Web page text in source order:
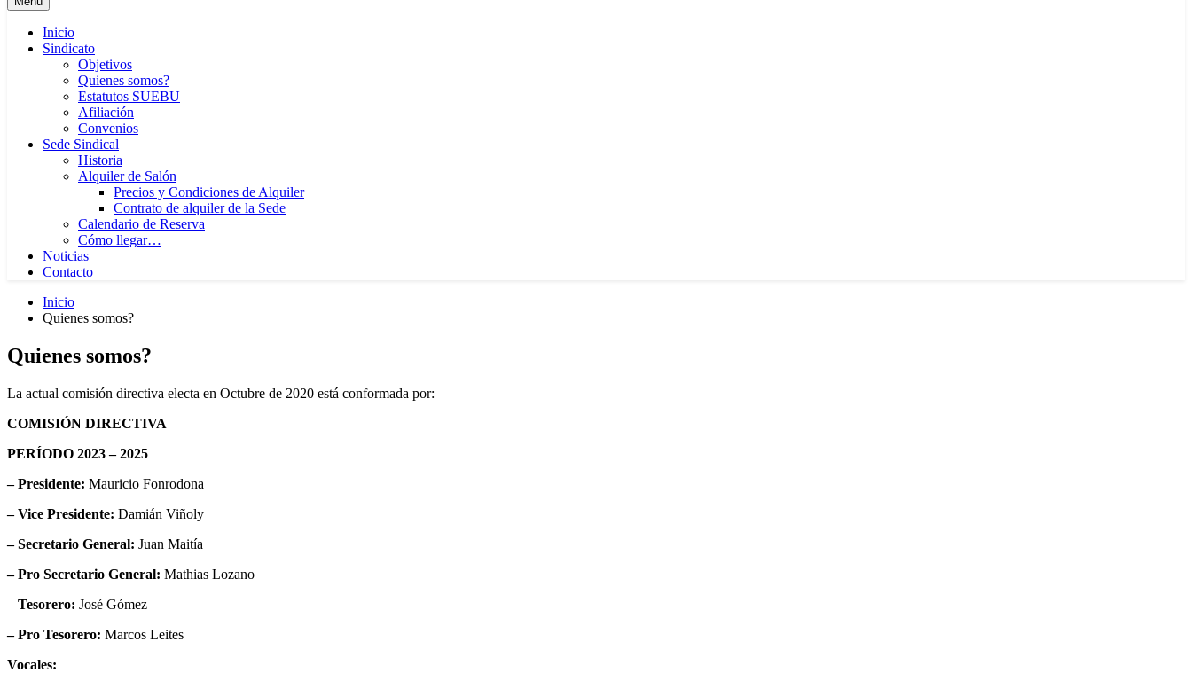
Inicio
Sindicato
Objetivos
Quienes somos?
Estatutos SUEBU
Afiliación
Convenios
Sede Sindical
Historia
Alquiler de Salón
Precios y Condiciones de Alquiler
Contrato de alquiler de la Sede
Calendario de Reserva
Cómo llegar…
Noticias
Contacto
Inicio
Quienes somos?
Quienes somos?
La actual comisión directiva electa en Octubre de 2020 está conformada por:
COMISIÓN DIRECTIVA
PERÍODO 2023 – 2025
– Presidente: Mauricio Fonrodona
– Vice Presidente: Damián Viñoly
– Secretario General: Juan Maitía
– Pro Secretario General: Mathias Lozano
– Tesorero: José Gómez
– Pro Tesorero: Marcos Leites
Vocales: